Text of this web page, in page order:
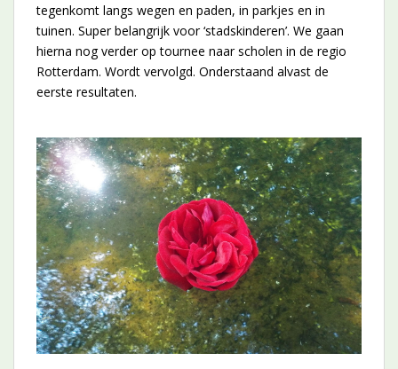
tegenkomt langs wegen en paden, in parkjes en in
tuinen. Super belangrijk voor ‘stadskinderen’. We gaan
hierna nog verder op tournee naar scholen in de regio
Rotterdam. Wordt vervolgd. Onderstaand alvast de
eerste resultaten.